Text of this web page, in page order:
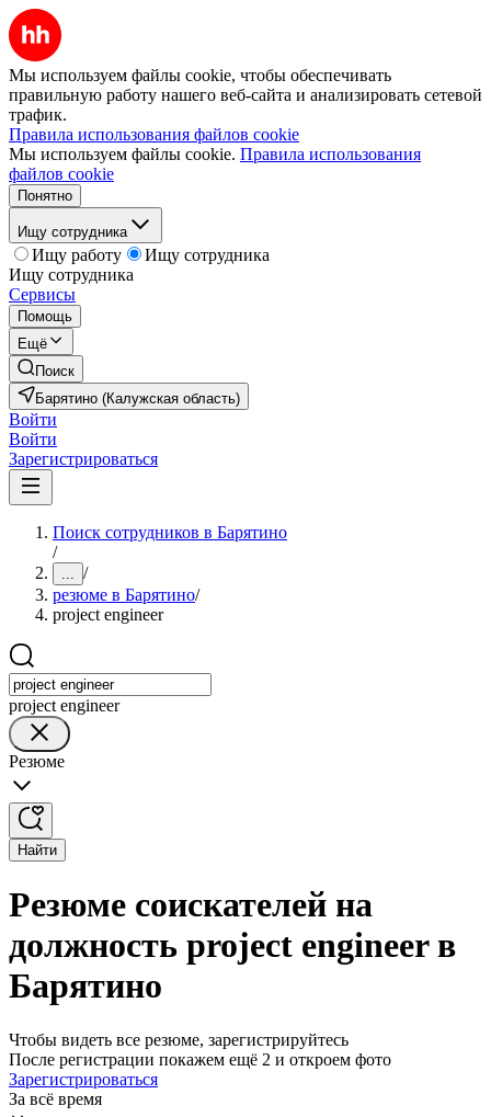
Мы используем файлы cookie, чтобы обеспечивать
правильную работу нашего веб-сайта и анализировать сетевой
трафик.
Правила использования файлов cookie
Мы используем файлы cookie. Правила использования
файлов cookie
Понятно
Ищу сотрудника
Ищу работу
Ищу сотрудника
Ищу сотрудника
Сервисы
Помощь
Ещё
Поиск
Барятино (Калужская область)
Войти
Войти
Зарегистрироваться
Поиск сотрудников в Барятино
/
... /
резюме в Барятино/
project engineer
project engineer
Резюме
Найти
Резюме соискателей на
должность project engineer в
Барятино
Чтобы видеть все резюме, зарегистрируйтесь
После регистрации покажем ещё 2 и откроем фото
Зарегистрироваться
За всё время